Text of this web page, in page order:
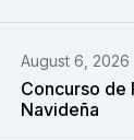
August 6, 2026
Concurso de
Navideña